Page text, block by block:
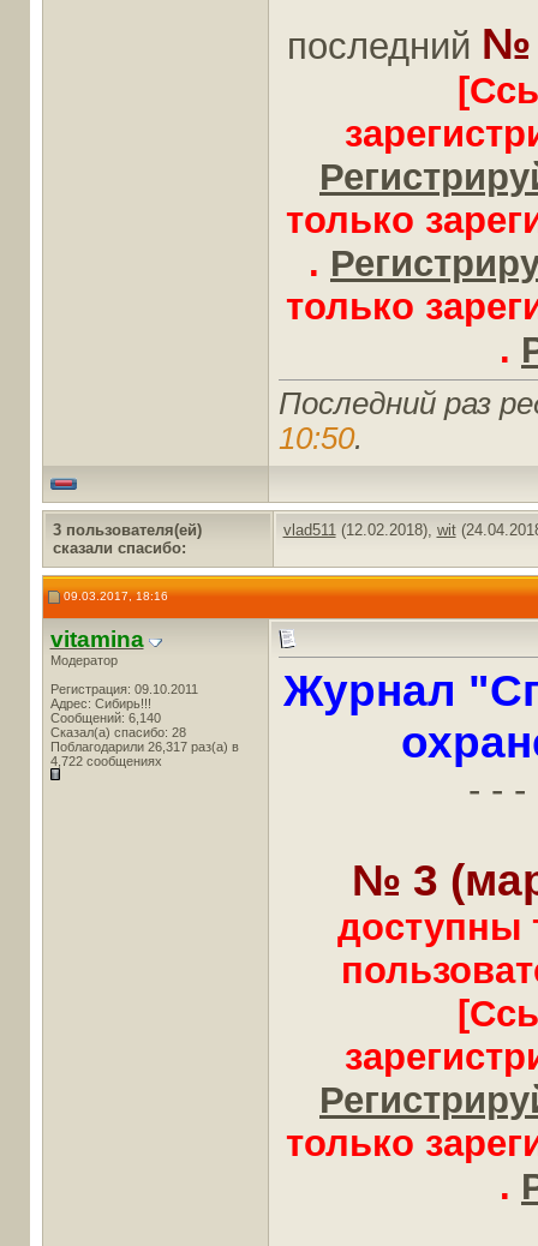
последний №
только
.
только
.
Последний раз
10:50.
3 пользователя(ей)
сказали cпасибо:
vlad511(12.02.2018), wit
09.03.2017, 18:16
vitamina
Модератор
Регистрация: 09.10.2011
Адрес: Сибирь!!!
Сообщений: 6,140
Сказал(а) спасибо: 28
Поблагодарили 26,317 раз(а) в
4,722 сообщениях
Журнал
- - -
№ 3
доступны
только
.